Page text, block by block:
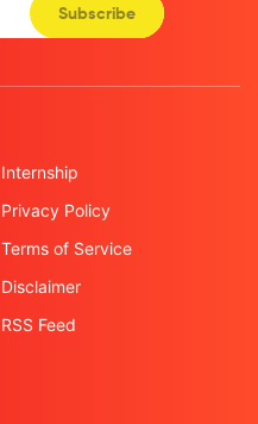
Subscribe
Internship
Privacy Policy
Terms of Service
Disclaimer
RSS Feed